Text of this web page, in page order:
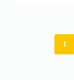
al
1